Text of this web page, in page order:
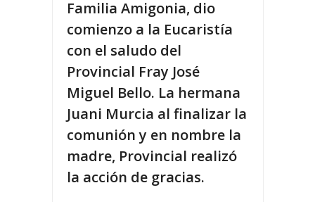
Familia Amigonia, dio
comienzo a la Eucaristía
con el saludo del
Provincial Fray José
Miguel Bello. La hermana
Juani Murcia al finalizar la
comunión y en nombre la
madre, Provincial realizó
la acción de gracias.